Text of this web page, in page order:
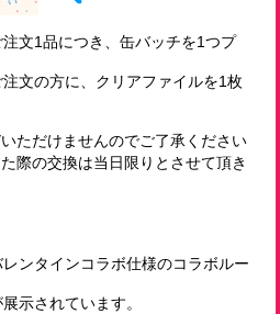
文1品につき、缶バッチを1つプ
文の方に、クリアファイルを1枚
ただけませんのでご了承ください
際の交換は当日限りとさせて頂き
ンタインコラボ仕様のコラボルー
示されています。